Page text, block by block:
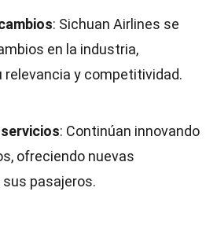
: Sichuan Airlines se
en la industria,
relevancia y competitividad.
: Continúan innovando
ofreciendo nuevas
pasajeros.